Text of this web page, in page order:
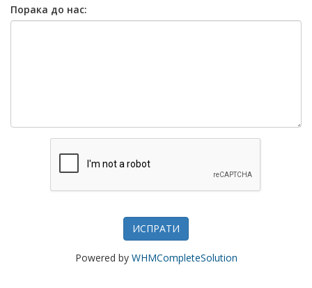
Порака до нас:
ИСПРАТИ
Powered by WHMCompleteSolution